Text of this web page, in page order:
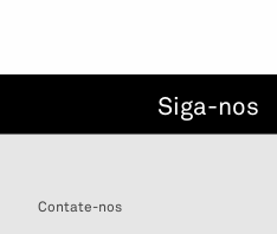
Siga-nos
Contate-nos